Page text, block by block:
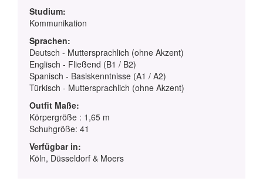
Studium:
Kommunikation
Sprachen:
Deutsch - Muttersprachlich (ohne Akzent)
Englisch - Fließend (B1 / B2)
Spanisch - Basiskenntnisse (A1 / A2)
Türkisch - Muttersprachlich (ohne Akzent)
Outfit Maße:
Körpergröße : 1,65 m
Schuhgröße: 41
Verfügbar in:
Köln, Düsseldorf & Moers